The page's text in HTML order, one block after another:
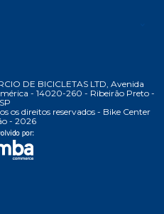
DE BICICLETAS LTD, Avenida
- 14020-260 - Ribeirão Preto -
SP
os direitos reservados - Bike Center
- 2026